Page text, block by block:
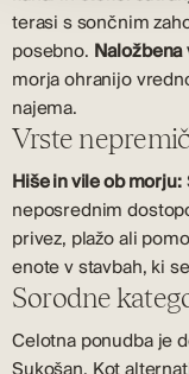
terasi s sončnim
posebno.
morja ohranijo
najema.
Vrste
Hiše in vile ob morju:
neposrednim
privez, plažo ali
enote v stavbah, ki
Sorodne
Celotna ponudba je